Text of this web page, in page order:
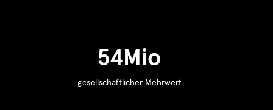
55Mio
gesellschaftlicher Mehrwert